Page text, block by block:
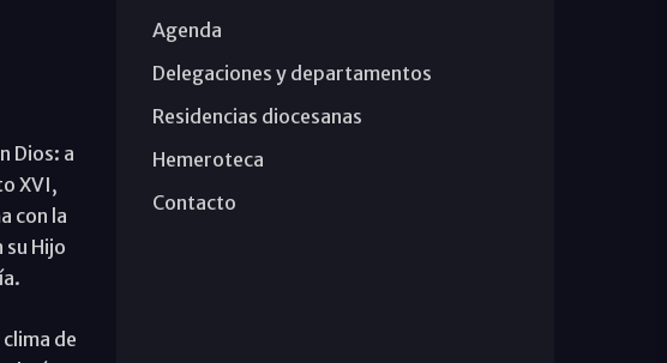
Dios: a
XVI,
con la
su Hijo
de
Agenda
Delegaciones y departamentos
Residencias diocesanas
Hemeroteca
Contacto